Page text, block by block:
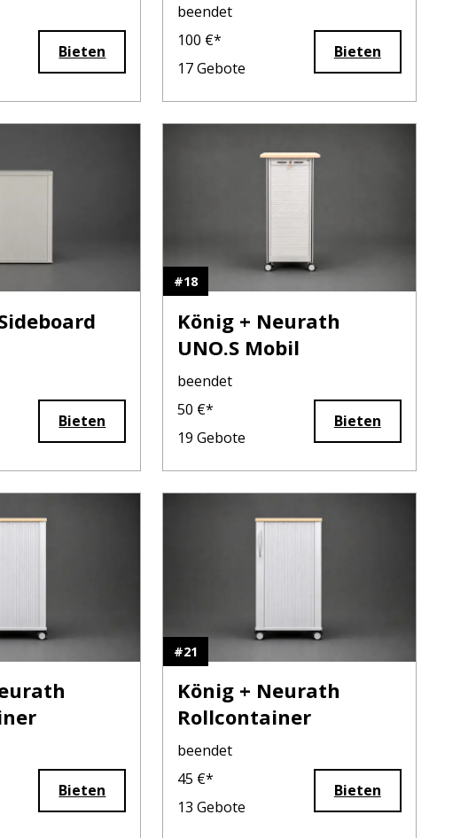
Bieten
beendet
100 €*
17Gebote
Bieten
Bieten
#18
König + Neurath
UNO.S Mobil
beendet
50 €*
19 Gebote
Bieten
Bieten
#21
König + Neurath
Rollcontainer
beendet
45 €*
13 Gebote
Bieten